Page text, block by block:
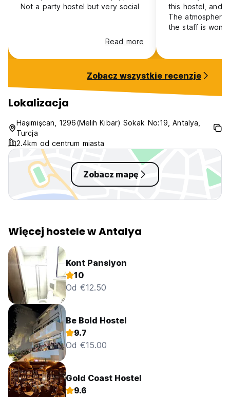
Not a party hostel but very social
Read more
this hostel, and I
The atmosphere
the staff is
Zobacz wszystkie recenzje
Lokalizacja
Haşimişcan, 1296(Melih Kibar) Sokak No:19, Antalya,
Turcja
2.4km od centrum miasta
Zobacz mapę
Więcej hostele w Antalya
Kont Pansiyon
10
Od €12.50
Be Bold Hostel
9.7
Od €15.00
Gold Coast Hostel
9.6